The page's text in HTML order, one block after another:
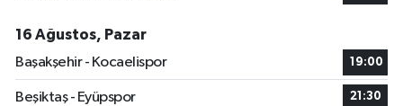
16 Ağustos, Pazar
Başakşehir - Kocaelispor
19:00
Beşiktaş - Eyüpspor 21:30